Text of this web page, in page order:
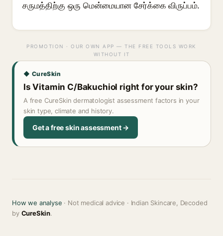
சருமத்திற்கு ஒரு மென்மையான சேர்க்கை விருப்பம்.
PROMOTION · OUR OWN APP — THE FREE TOOLS WORK
WITHOUT IT
◆ CureSkin
Is Vitamin C/Bakuchiol right for your skin?
A free CureSkin dermatologist assessment factors in your
skin type, climate and history.
Get a free skin assessment →
How we analyse · Not medical advice · Indian Skincare, Decoded
by CureSkin.